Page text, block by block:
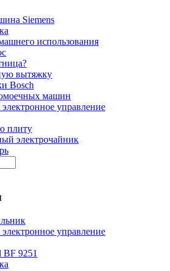
Siemens
использования
вытяжку
Bosch
машин
управление
плиту
электрочайник
управление
BF 9251